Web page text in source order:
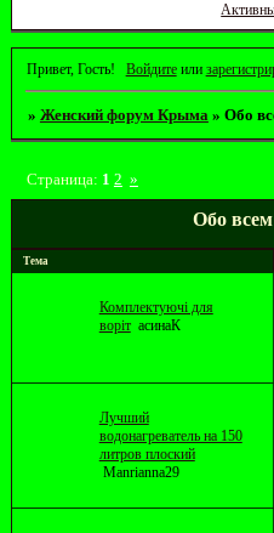
Привет, Гость! Войдитеили
» Женский форум Крыма » Обо
Обо всем
Страница: 1 2 »
Тема
Комплектуючі для
воріт асинаК
Лучший
водонагреватель на 150
литров плоский
Manrianna29